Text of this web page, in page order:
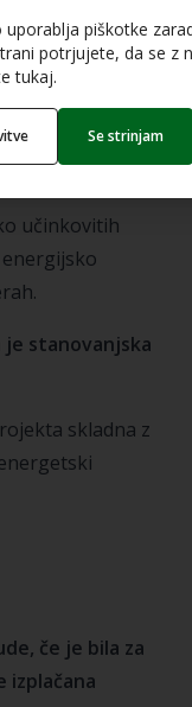
o
skupnost
o
učinkovitih
stanovanjska
skladna z
če je bila za
izplačana
piškotke
potrjujete, da se z
tukaj.
Se strinjam